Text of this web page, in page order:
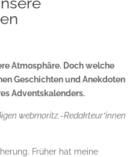
Atmosphäre. Doch welche
Geschichten und Anekdoten
Adventskalenders.
webmoritz.-Redakteur*innen
Früher hat meine